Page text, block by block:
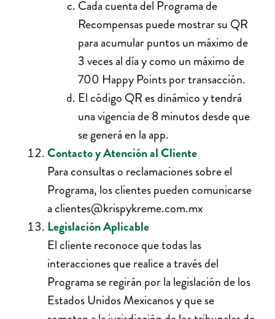
Cada cuenta del Programa de
Recompensas puede mostrar su QR
para acumular puntos un máximo de
3 veces al día y como un máximo de
700 Happy Points por transacción.
El código QR es dinámico y tendrá
una vigencia de 8 minutos desde que
se generá en la app.
Contacto y Atención al Cliente
Para consultas o reclamaciones sobre el
Programa, los clientes pueden comunicarse
a clientes@krispykreme.com.mx
Legislación Aplicable
El cliente reconoce que todas las
interacciones que realice a través del
Programa se regirán por la legislación de los
Estados Unidos Mexicanos y que se